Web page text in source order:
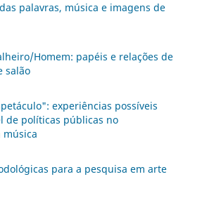
palavras, música e imagens de
Homem: papéis e relações de
salão
experiências possíveis
de políticas públicas no
para a pesquisa em arte